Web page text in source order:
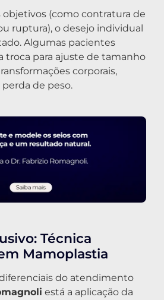
(como contratura de
ruptura), o desejo individual
Algumas pacientes
troca para ajuste de tamanho
corporais,
de peso.
Técnica
Mamoplastia
do atendimento
está a aplicação da